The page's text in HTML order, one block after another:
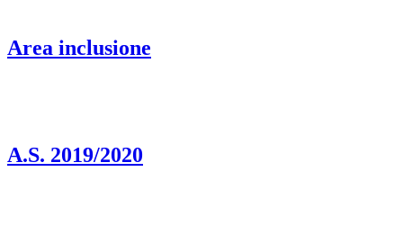
Area inclusione
A.S. 2019/2020